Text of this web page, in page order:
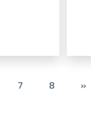
7 8 »